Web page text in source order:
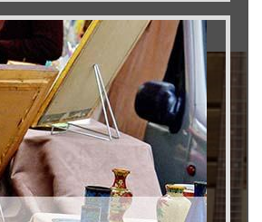
Brocanteur 79